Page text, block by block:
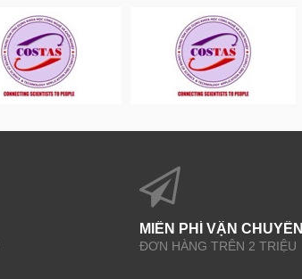
MIỄN PHÍ VẬN CHUYỂN
ĐƠN HÀNG TRÊN 2 TRIỆU